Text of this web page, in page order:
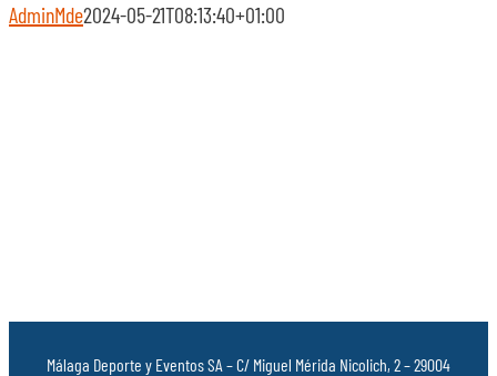
AdminMde2024-05-21T08:13:40+01:00
Málaga Deporte y Eventos SA – C/ Miguel Mérida Nicolich, 2 – 29004